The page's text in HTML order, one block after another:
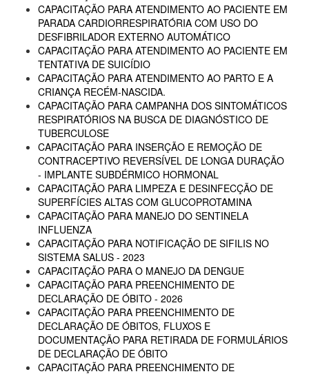
CAPACITAÇÃO PARA ATENDIMENTO AO PACIENTE EM
PARADA CARDIORRESPIRATÓRIA COM USO DO
DESFIBRILADOR EXTERNO AUTOMÁTICO
CAPACITAÇÃO PARA ATENDIMENTO AO PACIENTE EM
TENTATIVA DE SUICÍDIO
CAPACITAÇÃO PARA ATENDIMENTO AO PARTO E A
CRIANÇA RECÉM-NASCIDA.
CAPACITAÇÃO PARA CAMPANHA DOS SINTOMÁTICOS
RESPIRATÓRIOS NA BUSCA DE DIAGNÓSTICO DE
TUBERCULOSE
CAPACITAÇÃO PARA INSERÇÃO E REMOÇÃO DE
CONTRACEPTIVO REVERSÍVEL DE LONGA DURAÇÃO
- IMPLANTE SUBDÉRMICO HORMONAL
CAPACITAÇÃO PARA LIMPEZA E DESINFECÇÃO DE
SUPERFÍCIES ALTAS COM GLUCOPROTAMINA
CAPACITAÇÃO PARA MANEJO DO SENTINELA
INFLUENZA
CAPACITAÇÃO PARA NOTIFICAÇÃO DE SIFILIS NO
SISTEMA SALUS - 2023
CAPACITAÇÃO PARA O MANEJO DA DENGUE
CAPACITAÇÃO PARA PREENCHIMENTO DE
DECLARAÇÃO DE ÓBITO - 2026
CAPACITAÇÃO PARA PREENCHIMENTO DE
DECLARAÇÃO DE ÓBITOS, FLUXOS E
DOCUMENTAÇÃO PARA RETIRADA DE FORMULÁRIOS
DE DECLARAÇÃO DE ÓBITO
CAPACITAÇÃO PARA PREENCHIMENTO DE